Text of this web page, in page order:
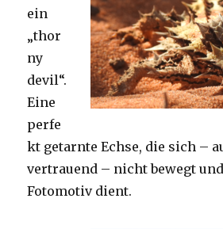
ein
„thor
ny
devil“.
Eine
perfe
kt getarnte Echse, die sich –
vertrauend – nicht bewegt
Fotomotiv dient.